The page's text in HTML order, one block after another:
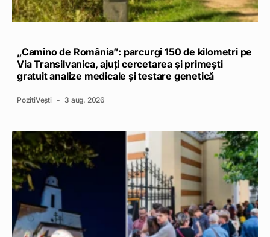
„Camino de România”: parcurgi 150 de kilometri pe
Via Transilvanica, ajuți cercetarea și primești
gratuit analize medicale și testare genetică
PozitiVești 3 aug. 2026